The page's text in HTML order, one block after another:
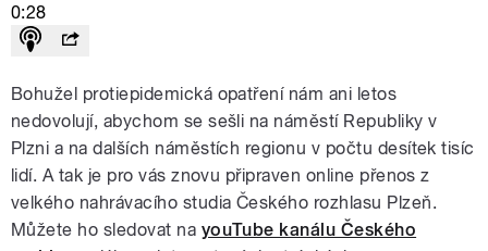
0:28
Bohužel protiepidemická opatření nám ani letos
nedovolují, abychom se sešli na náměstí Republiky v
Plzni a na dalších náměstích regionu v počtu desítek tisíc
lidí. A tak je pro vás znovu připraven online přenos z
velkého nahrávacího studia Českého rozhlasu Plzeň.
Můžete ho sledovat na youTube kanálu Českého